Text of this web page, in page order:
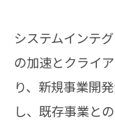
システムインテ
の加速とクライ
り、新規事業開
し、既存事業と